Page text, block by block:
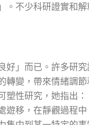
。不少科研證實和解
好」而已。許多研
轉變，帶來情緒調
塑性研究，她指出
遊移，在靜觀過程